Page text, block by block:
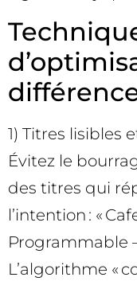
1) Titres lisibles
Évitez le
des titres qui
l’intention : «
Programmable
L’algorithme «